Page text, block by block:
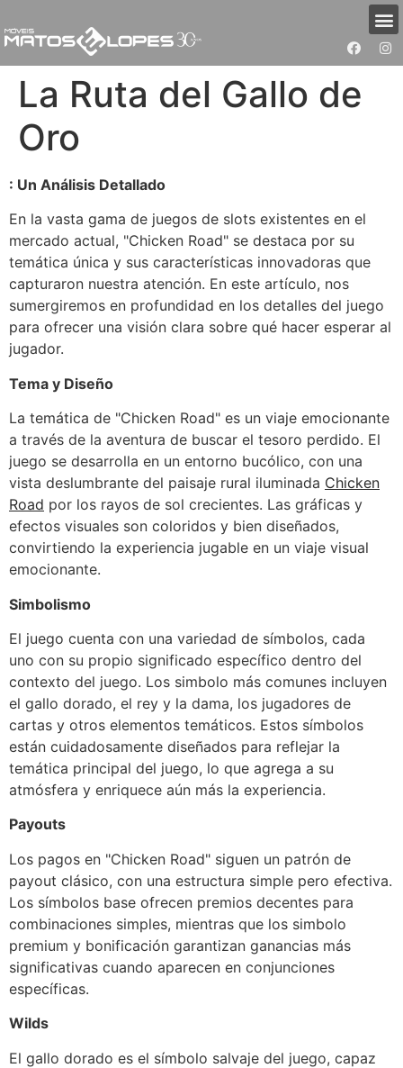
La Ruta del Gallo de
Oro
: Un Análisis Detallado
En la vasta gama de juegos de slots existentes en el
mercado actual, "Chicken Road" se destaca por su
temática única y sus características innovadoras que
capturaron nuestra atención. En este artículo, nos
sumergiremos en profundidad en los detalles del juego
para ofrecer una visión clara sobre qué hacer esperar al
jugador.
Tema y Diseño
La temática de "Chicken Road" es un viaje emocionante
a través de la aventura de buscar el tesoro perdido. El
juego se desarrolla en un entorno bucólico, con una
vista deslumbrante del paisaje rural iluminada Chicken
Road por los rayos de sol crecientes. Las gráficas y
efectos visuales son coloridos y bien diseñados,
convirtiendo la experiencia jugable en un viaje visual
emocionante.
Simbolismo
El juego cuenta con una variedad de símbolos, cada
uno con su propio significado específico dentro del
contexto del juego. Los simbolo más comunes incluyen
el gallo dorado, el rey y la dama, los jugadores de
cartas y otros elementos temáticos. Estos símbolos
están cuidadosamente diseñados para reflejar la
temática principal del juego, lo que agrega a su
atmósfera y enriquece aún más la experiencia.
Payouts
Los pagos en "Chicken Road" siguen un patrón de
payout clásico, con una estructura simple pero efectiva.
Los símbolos base ofrecen premios decentes para
combinaciones simples, mientras que los simbolo
premium y bonificación garantizan ganancias más
significativas cuando aparecen en conjunciones
específicas.
Wilds
El gallo dorado es el símbolo salvaje del juego, capaz